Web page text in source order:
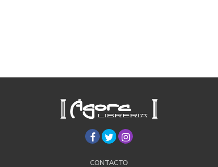
CONTACTO